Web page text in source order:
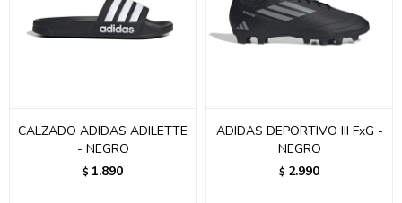
CALZADO ADIDAS ADILETTE
- NEGRO
$ 1.890
ADIDAS DEPORTIVO III FxG -
NEGRO
$ 2.990